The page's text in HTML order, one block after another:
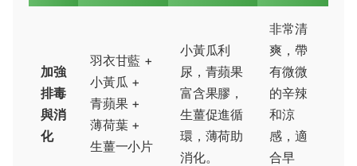
加強
排毒
與消
化
羽衣甘藍 +
小黃瓜 +
青蘋果 +
薄荷葉 +
生薑一小片
小黃瓜利
尿，青蘋果
富含果膠，
生薑促進循
環，薄荷助
消化。
非常清
爽，帶
有微微
的辛辣
和涼
感，適
合早